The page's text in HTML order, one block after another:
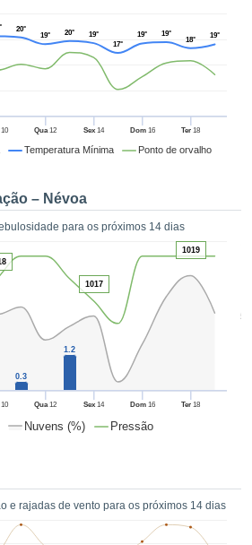
Temperatura Mínima Ponto de orvalho
Qua12 Sex 14 Dom16 Ter 18
20°
19° 20°
19°
17°
19° 19°
18°
19°
– Névoa
para os próximos 14 dias
Nuvens (%) Pressão
50
Qua12 Sex 14 Dom16 Ter 18
0.3
1.2
1017
1019
e rajadas de vento para os próximos 14 dias